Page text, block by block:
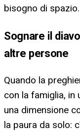
bisogno di spazio.
Sognare il
altre persone
Quando la
con la famiglia, in
una dimensione
la paura da solo: